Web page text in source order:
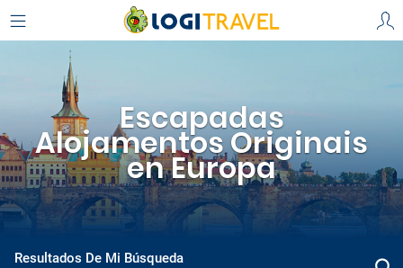
Escapadas
Alojamentos Originais
en Europa
Resultados De Mi Búsqueda